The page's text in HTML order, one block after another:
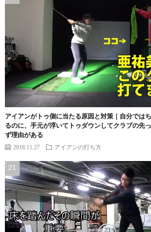
アイアンがトゥ側に当たる原因と対策｜自分では
るのに、手元が浮いてトゥダウンしてクラブの先
ず理由がある
2018.11.27 アイアンの打ち方